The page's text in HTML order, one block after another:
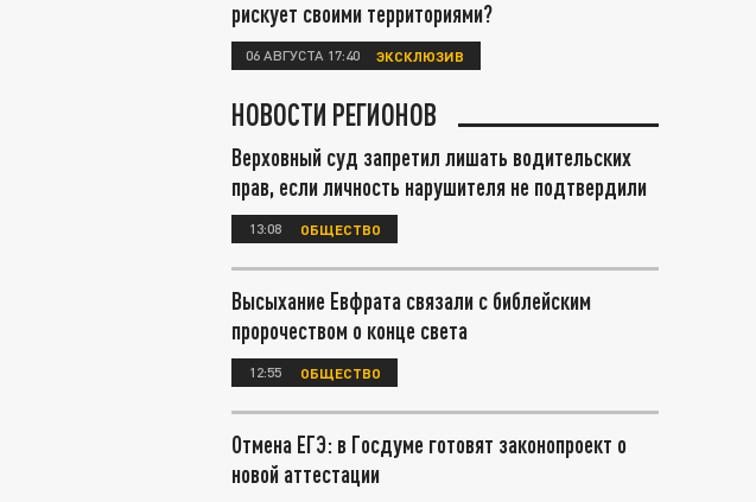
рискует своими территориями?
06 АВГУСТА 17:40 ЭКСКЛЮЗИВ
НОВОСТИ РЕГИОНОВ
Верховный суд запретил лишать водительских
прав, если личность нарушителя не подтвердили
13:08 ОБЩЕСТВО
Высыхание Евфрата связали с библейским
пророчеством о конце света
12:55 ОБЩЕСТВО
Отмена ЕГЭ: в Госдуме готовят законопроект о
новой аттестации